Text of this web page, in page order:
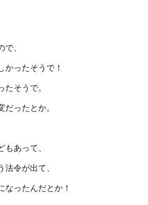
、
かったそうで！
そうで。
ったとか。
もあって、
令が出て、
なったんだとか！